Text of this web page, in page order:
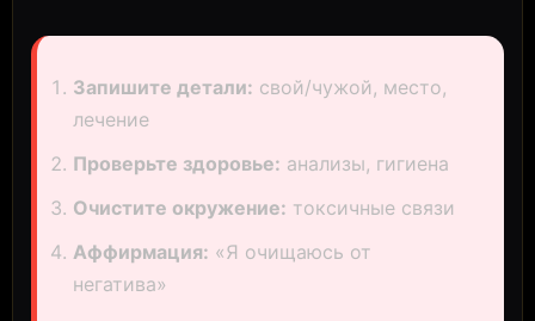
Запишите детали: свой/чужой, место,
лечение
Проверьте здоровье: анализы, гигиена
Очистите окружение: токсичные связи
Аффирмация: «Я очищаюсь от
негатива»